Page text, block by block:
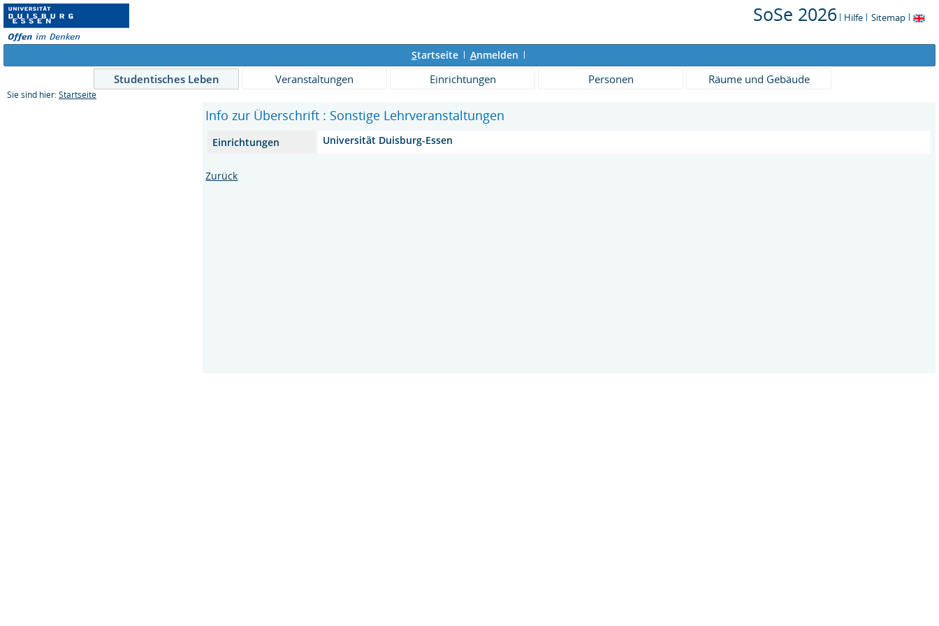
SoSe 2026 Hilfe Sitemap
Startseite Anmelden
Studentisches Leben Veranstaltungen Einrichtungen Personen Räume und Gebäude
Sie sind hier: Startseite
Info zur Überschrift : Sonstige Lehrveranstaltungen
Einrichtungen Universität Duisburg-Essen
Zurück